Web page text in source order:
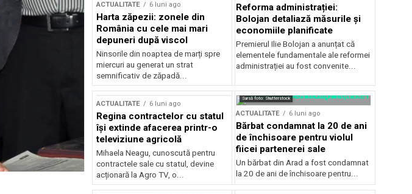
ACTUALITATE 6 luni ago
Harta zăpezii: zonele din
România cu cele mai mari
depuneri după viscol
Ninsorile din noaptea de marți spre
miercuri au generat un strat
semnificativ de zăpadă...
Reforma administrației:
Bolojan detaliază măsurile și
economiile planificate
Premierul Ilie Bolojan a anunțat că
elementele fundamentale ale reformei
administrației au fost convenite...
ACTUALITATE 6 luni ago
Regina contractelor cu statul
își extinde afacerea printr-o
televiziune agricolă
Mihaela Neagu, cunoscută pentru
contractele sale cu statul, devine
acționară la Agro TV, o...
Sursă foto: Shutterstock
ACTUALITATE 6 luni ago
Bărbat condamnat la 20 de ani
de închisoare pentru violul
fiicei partenerei sale
Un bărbat din Arad a fost condamnat
la 20 de ani de închisoare pentru...